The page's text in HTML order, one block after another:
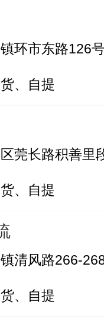
环市东路126
、自提
莞长路积善里
、自提
清风路266-
、自提